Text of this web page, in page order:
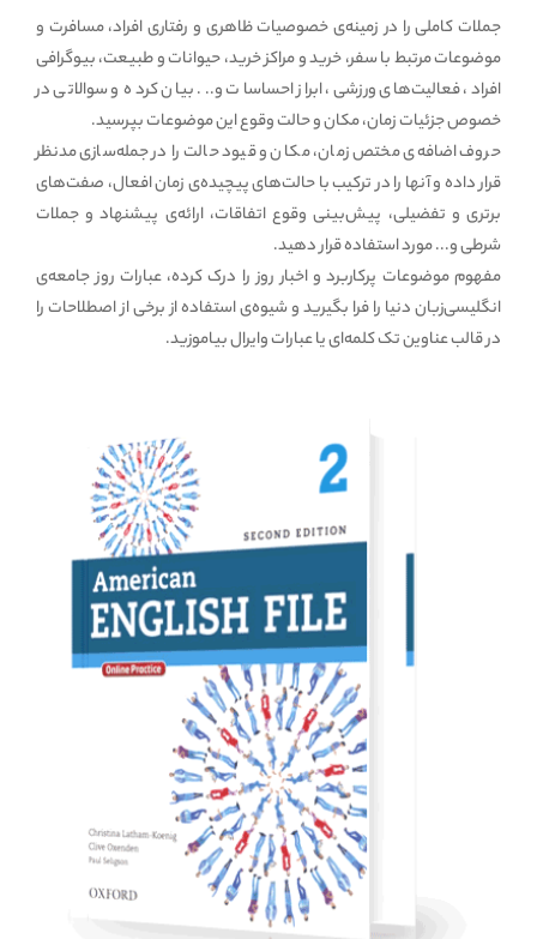
جملات کاملی را در زمینه‌ی خصوصیات ظاهری و رفتاری افراد، مسافرت و
موضوعات مرتبط با سفر، خرید و مراکز خرید، حیوانات و طبیعت، بیوگرافی
افراد، فعالیت‌های ورزشی، ابراز احساسات و... بیان کرده و سوالاتی در
خصوص جزئیات زمان، مکان و حالت وقوع این موضوعات بپرسید.
حروف اضافه‌‌ی مختص زمان، مکان و قیود حالت را در جمله‌سازی مدنظر
قرار داده و آنها را در ترکیب با حالت‌های پیچیده‌‌ی زمان افعال، صفت‌های
برتری و تفضیلی، پیش‌بینی وقوع اتفاقات، ارائه‌ی پیشنهاد و جملات
شرطی و... مورد استفاده قرار دهید.
مفهوم موضوعات پرکاربرد و اخبار روز را درک کرده، عبارات روز جامعه‌ی
انگلیسی‌زبان دنیا را فرا بگیرید و شیوه‌ی استفاده از برخی از اصطلاحات را
در قالب عناوین تک کلمه‌ای یا عبارات وایرال بیاموزید.